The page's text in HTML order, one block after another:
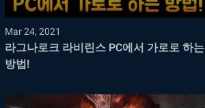
Mar 24, 2021
라그나로크 라비린스 PC에서 가로로 하는
방법!